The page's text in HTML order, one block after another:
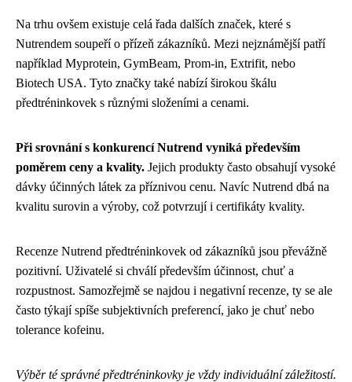
Na trhu ovšem existuje celá řada dalších značek, které s
Nutrendem soupeří o přízeň zákazníků. Mezi nejznámější patří
například Myprotein, GymBeam, Prom-in, Extrifit, nebo
Biotech USA. Tyto značky také nabízí širokou škálu
předtréninkovek s různými složeními a cenami.
Při srovnání s konkurencí Nutrend vyniká především
poměrem ceny a kvality. Jejich produkty často obsahují vysoké
dávky účinných látek za příznivou cenu. Navíc Nutrend dbá na
kvalitu surovin a výroby, což potvrzují i certifikáty kvality.
Recenze Nutrend předtréninkovek od zákazníků jsou převážně
pozitivní. Uživatelé si chválí především účinnost, chuť a
rozpustnost. Samozřejmě se najdou i negativní recenze, ty se ale
často týkají spíše subjektivních preferencí, jako je chuť nebo
tolerance kofeinu.
Výběr té správné předtréninkovky je vždy individuální záležitostí.